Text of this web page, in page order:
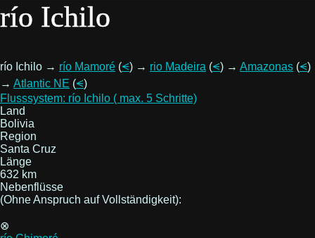
río Ichilo
río Ichilo → río Mamoré (⪪) → rio Madeira (⪪) → Amazonas (⪪)
→ Atlantic NE (⪪)
Flusssystem: río Ichilo ( max. 5 Schritte)
Land
Bolivia
Region
Santa Cruz
Länge
632 km
Nebenflüsse
(Ohne Anspruch auf Vollständigkeit):
⊗